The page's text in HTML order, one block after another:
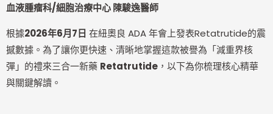
血液腫瘤科/細胞治療中心 陳駿逸醫師
根據2026年6月7日 在紐奧良 ADA 年會上發表Retatrutide的震
撼數據。為了讓你更快速、清晰地掌握這款被譽為「減重界核
彈」的禮來三合一新藥 Retatrutide ，以下為你梳理核心精華
與關鍵解讀。